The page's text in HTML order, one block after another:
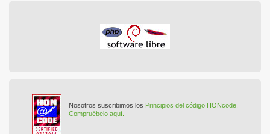
Nosotros suscribimos los Principios del código HONcode.
Compruébelo aquí.